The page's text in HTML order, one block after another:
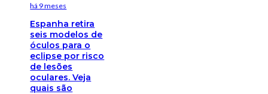
há 9 meses
Espanha retira
seis modelos de
óculos para o
eclipse por risco
de lesões
oculares. Veja
quais são